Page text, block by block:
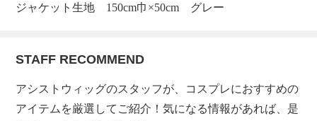
ジャケット生地 150cm巾×50cm グレー
STAFF RECOMMEND
アシストウィッグのスタッフが、コスプレにおすすめの
アイテムを厳選してご紹介！気になる情報があれば、是